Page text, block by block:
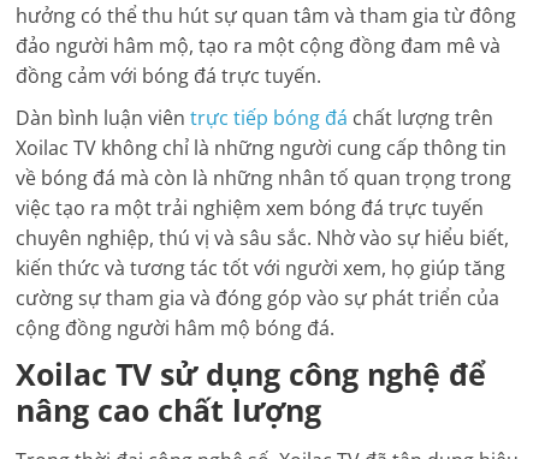
hưởng có thể thu hút sự quan tâm và tham gia từ đông
đảo người hâm mộ, tạo ra một cộng đồng đam mê và
đồng cảm với bóng đá trực tuyến.
Dàn bình luận viêntrực tiếp bóng đá chất lượng trên
Xoilac TV không chỉ là những người cung cấp thông tin
về bóng đá mà còn là những nhân tố quan trọng trong
việc tạo ra một trải nghiệm xem bóng đá trực tuyến
chuyên nghiệp, thú vị và sâu sắc. Nhờ vào sự hiểu biết,
kiến thức và tương tác tốt với người xem, họ giúp tăng
cường sự tham gia và đóng góp vào sự phát triển của
cộng đồng người hâm mộ bóng đá.
Xoilac TV sử dụng công nghệ để
nâng cao chất lượng